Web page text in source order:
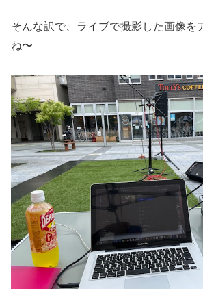
そんな訳で、ライブで撮影した画像を
ね〜